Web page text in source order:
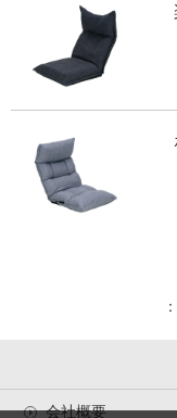
：
会社概要